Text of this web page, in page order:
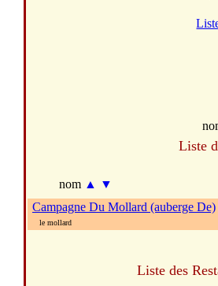
Liste
nom ▲
▼
Campagne Du Mollard (auberge De)
le mollard
Liste des